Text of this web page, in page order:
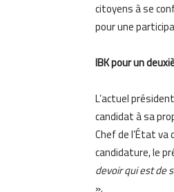
citoyens à se
pour une
IBK pour un
L’actuel
candidat à sa
Chef de l’État
candidature, le
devoir qui est de
».